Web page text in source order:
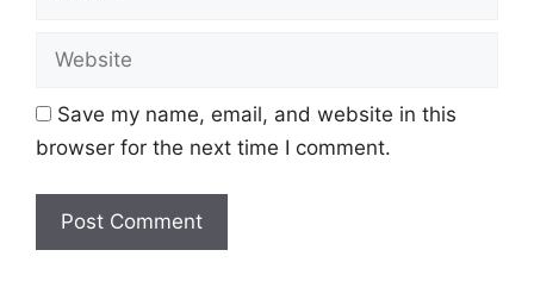
Website
Save my name, email, and website in this
browser for the next time I comment.